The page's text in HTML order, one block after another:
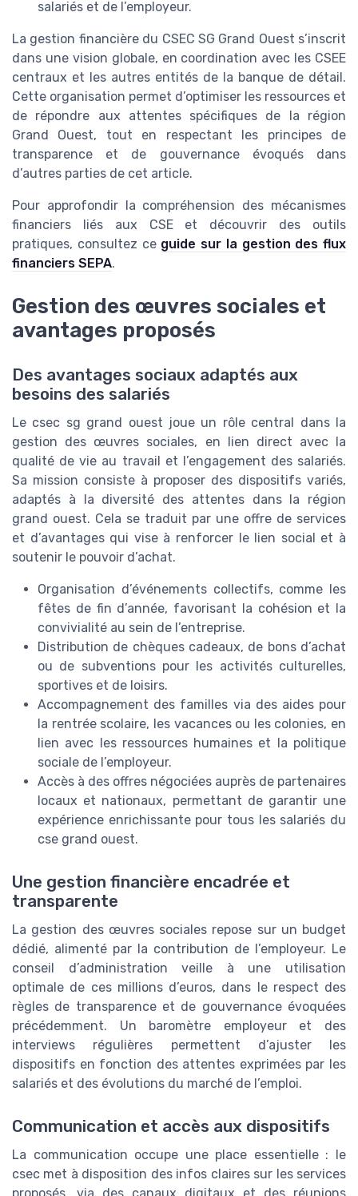
salariés et de l’employeur.
La gestion financière du CSEC SG Grand Ouest s’inscrit
dans une vision globale, en coordination avec les CSEE
centraux et les autres entités de la banque de détail.
Cette organisation permet d’optimiser les ressources et
de répondre aux attentes spécifiques de la région
Grand Ouest, tout en respectant les principes de
transparence et de gouvernance évoqués dans
d’autres parties de cet article.
Pour approfondir la compréhension des mécanismes
financiers liés aux CSE et découvrir des outils
pratiques, consultez ce guide sur la gestion des flux
financiers SEPA.
Gestion des œuvres sociales et
avantages proposés
Des avantages sociaux adaptés aux
besoins des salariés
Le csec sg grand ouest joue un rôle central dans la
gestion des œuvres sociales, en lien direct avec la
qualité de vie au travail et l’engagement des salariés.
Sa mission consiste à proposer des dispositifs variés,
adaptés à la diversité des attentes dans la région
grand ouest. Cela se traduit par une offre de services
et d’avantages qui vise à renforcer le lien social et à
soutenir le pouvoir d’achat.
Organisation d’événements collectifs, comme les
fêtes de fin d’année, favorisant la cohésion et la
convivialité au sein de l’entreprise.
Distribution de chèques cadeaux, de bons d’achat
ou de subventions pour les activités culturelles,
sportives et de loisirs.
Accompagnement des familles via des aides pour
la rentrée scolaire, les vacances ou les colonies, en
lien avec les ressources humaines et la politique
sociale de l’employeur.
Accès à des offres négociées auprès de partenaires
locaux et nationaux, permettant de garantir une
expérience enrichissante pour tous les salariés du
cse grand ouest.
Une gestion financière encadrée et
transparente
La gestion des œuvres sociales repose sur un budget
dédié, alimenté par la contribution de l’employeur. Le
conseil d’administration veille à une utilisation
optimale de ces millions d’euros, dans le respect des
règles de transparence et de gouvernance évoquées
précédemment. Un baromètre employeur et des
interviews régulières permettent d’ajuster les
dispositifs en fonction des attentes exprimées par les
salariés et des évolutions du marché de l’emploi.
Communication et accès aux dispositifs
La communication occupe une place essentielle : le
csec met à disposition des infos claires sur les services